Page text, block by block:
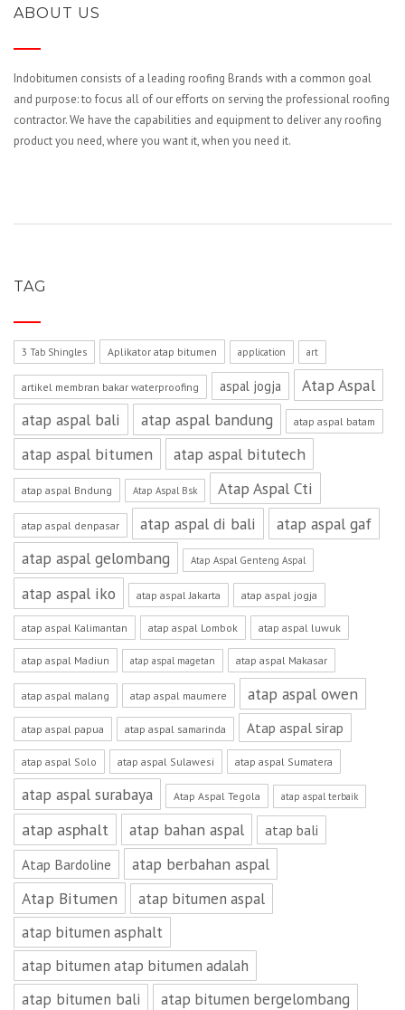
ABOUT US
Indobitumen consists of a leading roofing Brands with a common goal
and purpose: to focus all of our efforts on serving the professional roofing
contractor. We have the capabilities and equipment to deliver any roofing
product you need, where you want it, when you need it.
TAG
3 Tab Shingles Aplikator atap bitumen application art
artikel membran bakar waterproofing aspal jogja
Atap Aspal
atap aspal bali
atap aspal bandung atap aspal batam
atap aspal bitumen atap aspal bitutech
atap aspal Bndung Atap Aspal Bsk Atap Aspal Cti
atap aspal denpasar atap aspal di bali
atap aspal gaf
atap aspal gelombang
Atap Aspal Genteng Aspal
atap aspal iko atap aspal Jakarta atap aspal jogja
atap aspal Kalimantan atap aspal Lombok atap aspal luwuk
atap aspal Madiun atap aspal magetan atap aspal Makasar
atap aspal malang atap aspal maumere atap aspal owen
atap aspal papua atap aspal samarinda Atap aspal sirap
atap aspal Solo atap aspal Sulawesi atap aspal Sumatera
atap aspal surabaya Atap Aspal Tegola atap aspal terbaik
atap asphalt atap bahan aspal
atap bali
Atap Bardoline
atap berbahan aspal
Atap Bitumen
atap bitumen aspal
atap bitumen asphalt
atap bitumen atap bitumen adalah
atap bitumen bali
atap bitumen bergelombang